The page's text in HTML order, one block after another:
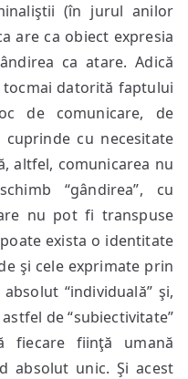
(în jurul anilor
are ca obiect expresia
ca atare. Adică
tocmai datorită faptului
de comunicare, de
cuprinde cu necesitate
altfel, comunicarea nu
“gândirea”, cu
nu pot fi transpuse
exista o identitate
şi cele exprimate prin
absolut “individuală” şi,
de “subiectivitate”
fiecare fiinţă umană
absolut unic. Şi acest